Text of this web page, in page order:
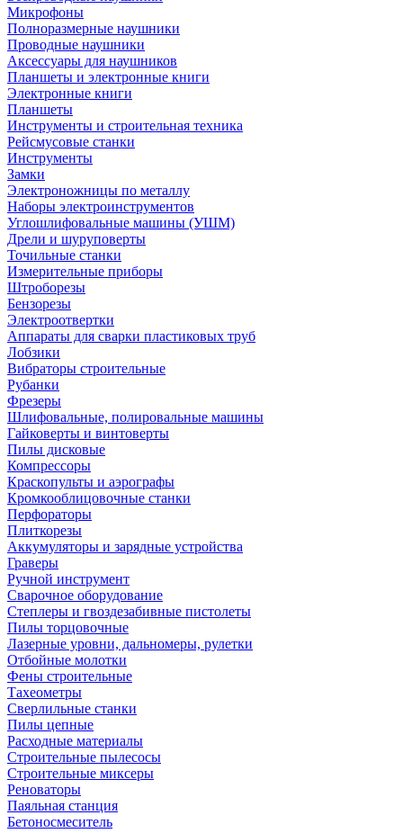
Микрофоны
Полноразмерные наушники
Проводные наушники
Аксессуары для наушников
Планшеты и электронные книги
Электронные книги
Планшеты
Инструменты и строительная техника
Рейсмусовые станки
Инструменты
Замки
Электроножницы по металлу
Наборы электроинструментов
Углошлифовальные машины (УШМ)
Дрели и шуруповерты
Точильные станки
Измерительные приборы
Штроборезы
Бензорезы
Электроотвертки
Аппараты для сварки пластиковых труб
Лобзики
Вибраторы строительные
Рубанки
Фрезеры
Шлифовальные, полировальные машины
Гайковерты и винтоверты
Пилы дисковые
Компрессоры
Краскопульты и аэрографы
Кромкооблицовочные станки
Перфораторы
Плиткорезы
Аккумуляторы и зарядные устройства
Граверы
Ручной инструмент
Сварочное оборудование
Степлеры и гвоздезабивные пистолеты
Пилы торцовочные
Лазерные уровни, дальномеры, рулетки
Отбойные молотки
Фены строительные
Тахеометры
Сверлильные станки
Пилы цепные
Расходные материалы
Строительные пылесосы
Строительные миксеры
Реноваторы
Паяльная станция
Бетоносмеситель